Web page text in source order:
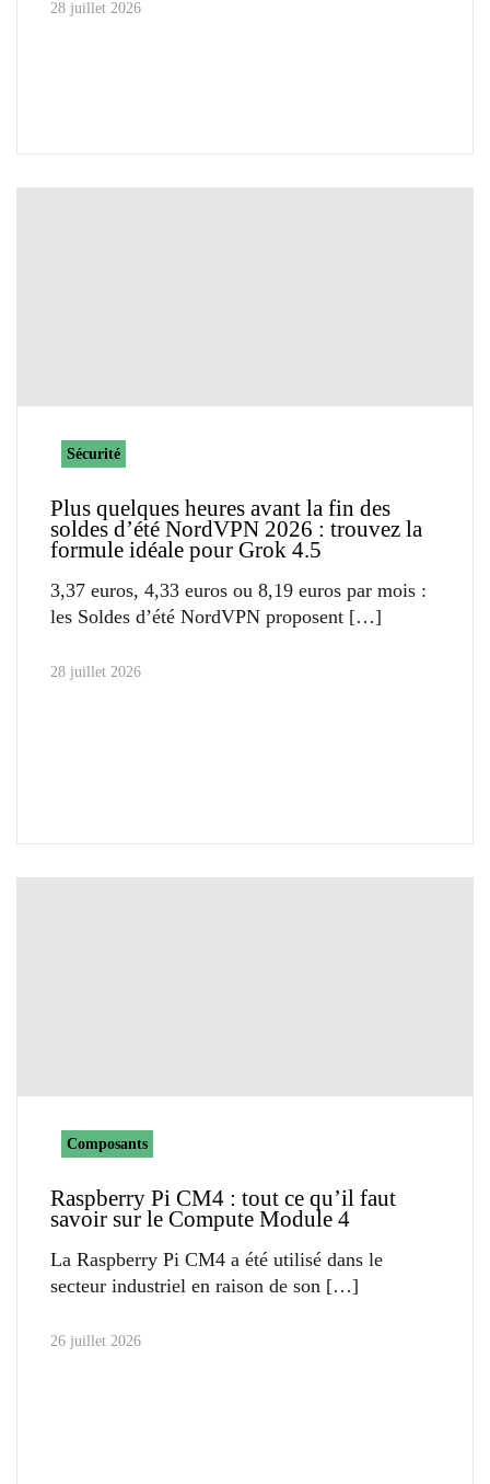
28 juillet 2026
Sécurité
Plus quelques heures avant la fin des
soldes d’été NordVPN 2026 : trouvez la
formule idéale pour Grok 4.5
3,37 euros, 4,33 euros ou 8,19 euros par mois :
les Soldes d’été NordVPN proposent
28 juillet 2026
Composants
Raspberry Pi CM4 : tout ce qu’il faut
savoir sur le Compute Module 4
La Raspberry Pi CM4 a été utilisé dans le
secteur industriel en raison de son
26 juillet 2026